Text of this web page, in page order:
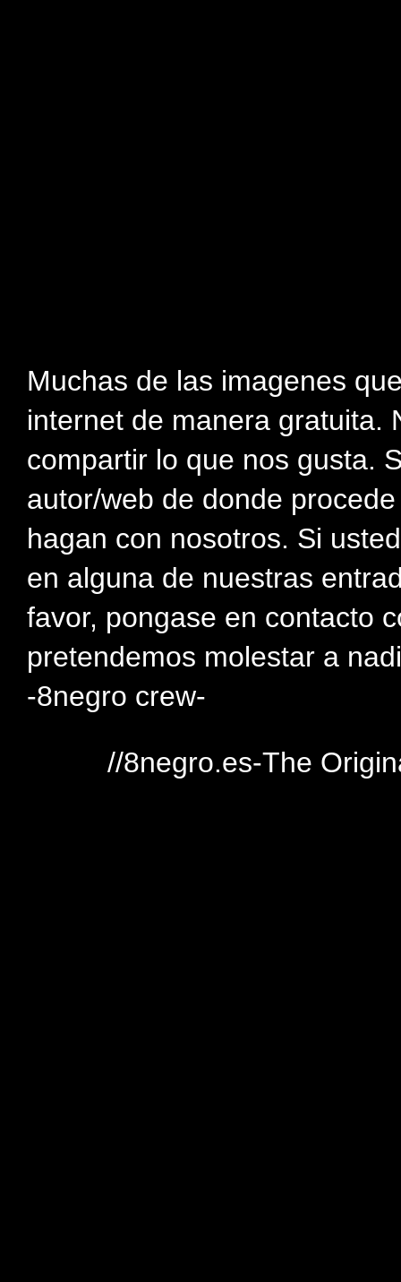
Muchas de las imagenes
internet de manera gratuita.
compartir lo que nos gusta.
autor/web de donde
hagan con nosotros. Si
en alguna de nuestras
favor, pongase en contacto
pretendemos molestar a
-8negro crew-
//8negro.es-The